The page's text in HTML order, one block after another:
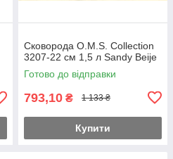
Сковорода O.M.S. Collection
3207-22 см 1,5 л Sandy Beije
Готово до відправки
793,10 ₴ 1 133 ₴
Купити